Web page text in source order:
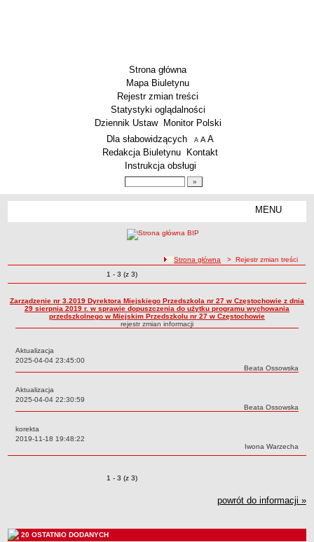
Strona główna
Mapa Biuletynu
Rejestr zmian treści
Statystyki oglądalności
Dziennik Ustaw
Monitor Polski
Menu dodatkowe
Dla słabowidzących A pomniejsz czcionkę
A standardowy rozmiar czcionki
A
Redakcja Biuletynu
Kontakt
Instrukcja obsługi
MENU
Techniczne Zakłady Naukowe
PRZEDSZKOLA
Przedszkola Miejskie
Zlikwidowane gimnazja
Wielofunkcyjna Placówka
SPECJALNE OŚRODKI SZKOLNO-WYCHOWAWCZE
Specjalny Ośrodek nr 1
Godziny dyżurów
ścieżka nawigacji
Strona główna > Rejestr zmian treści
Zmiany o pozycjach
1 - 3 (z 3)
Zarządzenie nr 3.2019 Dyrektora Miejskiego Przedszkola nr 27 w Częstochowie z dnia
29 sierpnia 2019 r. w sprawie dopuszczenia do użytku programu wychowania
przedszkolnego w Miejskim Przedszkolu nr 27 w Częstochowie
rejestr zmian informacji
Aktualizacja
Data:
2025-04-04 23:45:00
Autor:
Beata Ossowska
Aktualizacja
Data:
2025-04-04 22:30:59
Autor:
Beata Ossowska
korekta
Data:
2019-11-18 19:48:22
Autor:
Iwona Warzecha
Zmiany o pozycjach
1 - 3 (z 3)
powrót do informacji »
20 OSTATNIO DODANYCH